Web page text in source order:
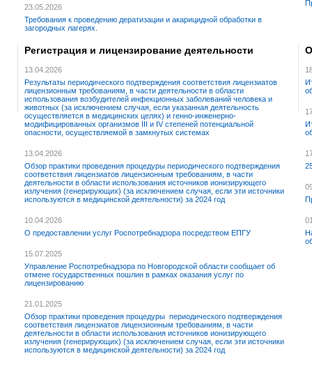
23.05.2026
Требования к проведению дератизации и акарицидной обработки в
загородных лагерях.
Регистрация и лицензирование деятельности
13.04.2026
Результаты периодического подтверждения соответствия лицензиатов
лицензионным требованиям, в части деятельности в области
использования возбудителей инфекционных заболеваний человека и
животных (за исключением случая, если указанная деятельность
осуществляется в медицинских целях) и генно-инженерно-
модифицированных организмов III и IV степеней потенциальной
опасности, осуществляемой в замкнутых системах
13.04.2026
Обзор практики проведения процедуры периодического подтверждения
соответствия лицензиатов лицензионным требованиям, в части
деятельности в области использования источников ионизирующего
излучения (генерирующих) (за исключением случая, если эти источники
используются в медицинской деятельности) за 2024 год
10.04.2026
О предоставлении услуг Роспотребнадзора посредством ЕПГУ
15.07.2025
Управление Роспотребнадзора по Новгородской области сообщает об
отмене государственных пошлин в рамках оказания услуг по
лицензированию
21.01.2025
Обзор практики проведения процедуры периодического подтверждения
соответствия лицензиатов лицензионным требованиям, в части
деятельности в области использования источников ионизирующего
излучения (генерирующих) (за исключением случая, если эти источники
используются в медицинской деятельности) за 2024 год